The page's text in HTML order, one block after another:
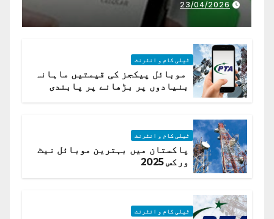
23/04/2026
ٹیلی کام و انٹرنٹ
موبائل پیکجز کی قیمتیں ماہانہ
بنیادوں پر بڑھانے پر پابندی
ٹیلی کام و انٹرنٹ
پاکستان میں بہترین موبائل نیٹ
ورکس 2025
ٹیلی کام و انٹرنٹ